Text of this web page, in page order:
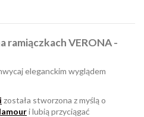
ramiączkach VERONA -
eleganckim wyglądem
została stworzona z myślą o
i lubią przyciągać